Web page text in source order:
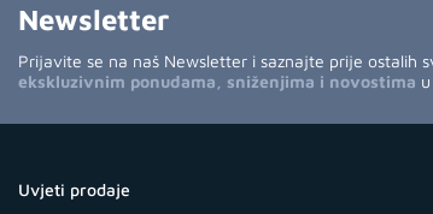
Newsletter
Prijavite se na naš Newsletter i saznajte prije ostalih
ekskluzivnim ponudama, sniženjima i novostima
Uvjeti prodaje